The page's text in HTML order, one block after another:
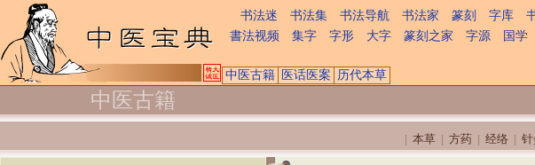
书法迷 书法集 书法导航 书法家 篆刻 字库
書法视频
集字 字形 大字 篆刻之家 字源 国学
中医古籍 医话医案 历代本草
中医古籍
本草 方药 经络 针